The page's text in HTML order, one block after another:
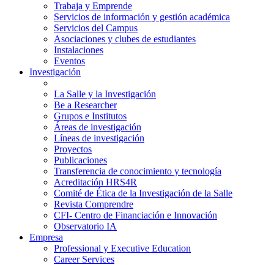
Trabaja y Emprende
Servicios de información y gestión académica
Servicios del Campus
Asociaciones y clubes de estudiantes
Instalaciones
Eventos
Investigación
La Salle y la Investigación
Be a Researcher
Grupos e Institutos
Áreas de investigación
Líneas de investigación
Proyectos
Publicaciones
Transferencia de conocimiento y tecnología
Acreditación HRS4R
Comité de Ética de la Investigación de la Salle
Revista Comprendre
CFI- Centro de Financiación e Innovación
Observatorio IA
Empresa
Professional y Executive Education
Career Services